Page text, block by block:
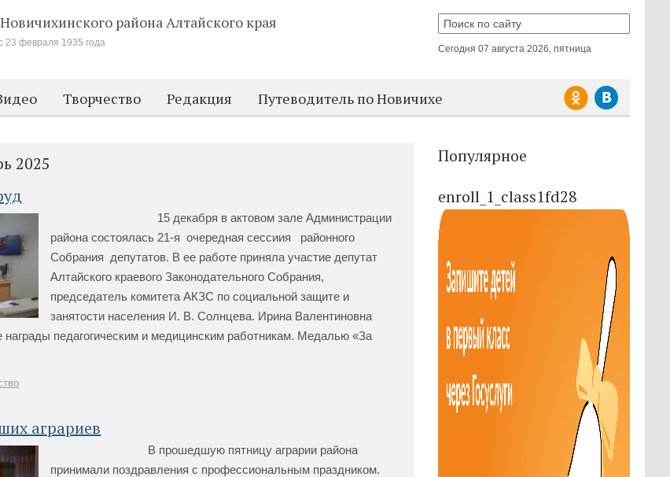
Новичихинского районаАлтайского края
23 февраля 1935 года
Сегодня 07 августа 2026, пятница
Творчество Редакция Путеводитель по Новичихе
Популярное
enroll_1_class1fd28
2025
15 декабря в актовом зале Администрации
района состоялась 21-я очередная сессиия районного
Собрания депутатов. В ее работе приняла участие депутат
Алтайского краевого Законодательного Собрания,
председатель комитета АКЗС по социальной защите и
занятости населения И. В. Солнцева. Ирина Валентиновна
награды педагогическим и медицинским работникам. Медалью «За
аграриев
В прошедшую пятницу аграрии района
принимали поздравления с профессиональным праздником.